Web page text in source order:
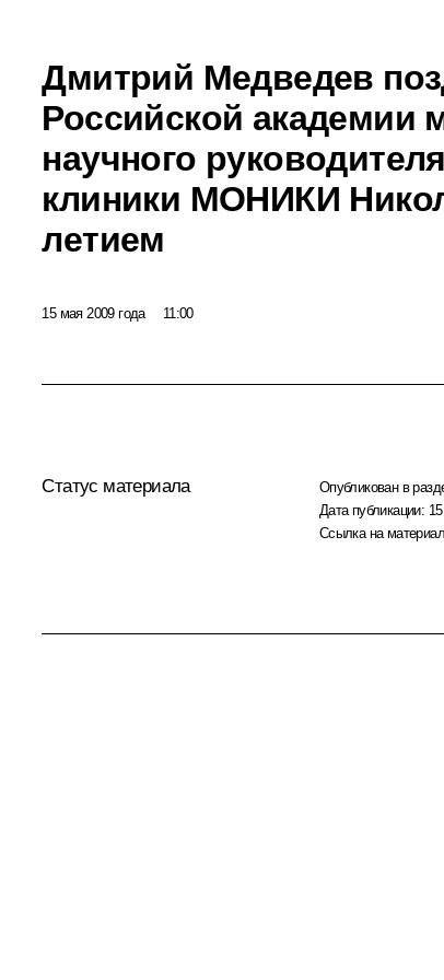
Дмитрий Медведев
Российской академии
научного
клиники МОНИКИ
летием
15 мая 2009 года 11:00
Статус материала Опубликован в
Дата публикации:
Ссылка на